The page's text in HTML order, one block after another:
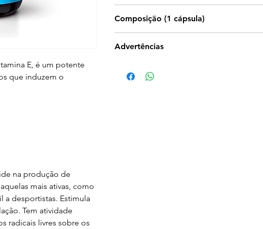
E, é um potente
que induzem o
na produção de
mais ativas, como
a desportistas. Estimula
Tem atividade
radicais livres sobre os
Composição (1 cápsula)
Advertências
utilizados como substitutos de um regime